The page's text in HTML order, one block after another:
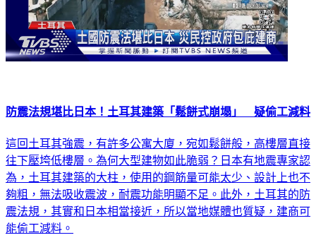
防震法規堪比日本！土耳其建築「鬆餅式崩塌」 疑偷工減料
這回土耳其強震，有許多公寓大廈，宛如鬆餅般，高樓層直接
往下壓垮低樓層。為何大型建物如此脆弱？日本有地震專家認
為，土耳其建築的大柱，使用的鋼筋量可能太少、設計上也不
夠粗，無法吸收震波，耐震功能明顯不足。此外，土耳其的防
震法規，其實和日本相當接近，所以當地媒體也質疑，建商可
能偷工減料。